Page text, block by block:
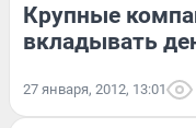
Крупные
вкладывать
27 января, 2012, 13:01